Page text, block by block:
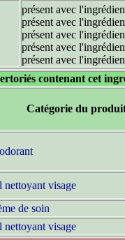
présent avec
présent avec
présent avec
présent avec
présent avec
contenant cet
Catégorie du
nettoyant visage
de soin
nettoyant visage